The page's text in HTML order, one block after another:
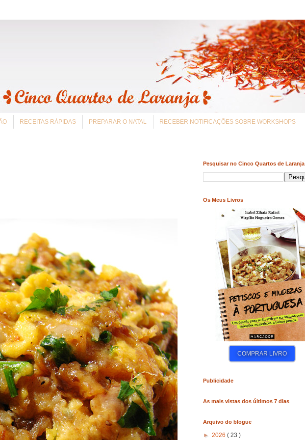
RECEITAS RÁPIDAS PREPARAR O NATAL RECEBER NOTIFICAÇÕES SOBRE WORKSHOPS
Pesquisar no Cinco Quartos de Laranja
Os Meus Livros
COMPRAR LIVRO COMPRAR LIVRO COMPRAR LIVRO
Publicidade
As mais vistas dos últimos 7 dias
Arquivo do blogue
► 2026 ( 23 )